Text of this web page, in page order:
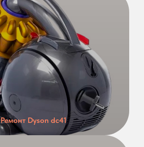
Ремонт Dyson dc41